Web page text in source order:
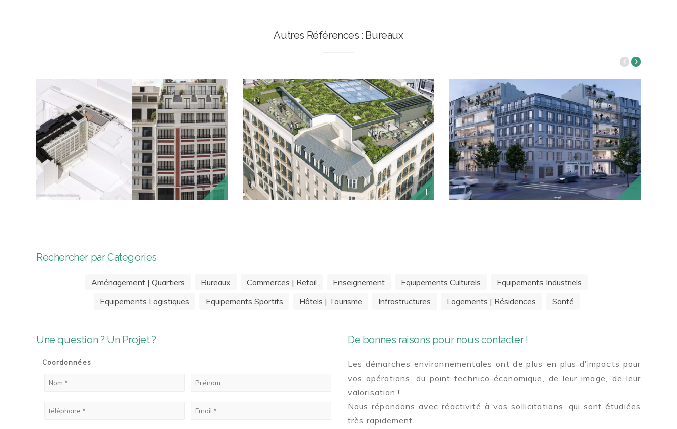
Aujourd’hui, ces préoccupations sont catalysées par la RE2020 pour les Projets neufs, et par le Décret
Autres Références : Bureaux
Rechercher par Categories
Aménagement | Quartiers Bureaux Commerces | Retail Enseignement Equipements Culturels
Equipements Industriels
Equipements Logistiques
Equipements Sportifs Hôtels | Tourisme Infrastructures Logements | Résidences Santé
Une question ? Un Projet ?
Coordonnées
De bonnes raisons pour nous contacter !
Les démarches environnementales ont de plus en plus d'impacts pour
vos opérations, du point technico-économique, de leur image, de leur
valorisation !
Nous répondons avec réactivité à vos sollicitations, qui sont étudiées
très rapidement.